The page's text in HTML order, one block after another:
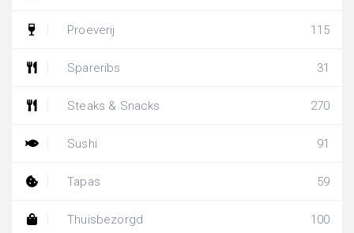
Proeverij 115
Spareribs 31
Steaks & Snacks 270
Sushi 91
Tapas 59
Thuisbezorgd 100